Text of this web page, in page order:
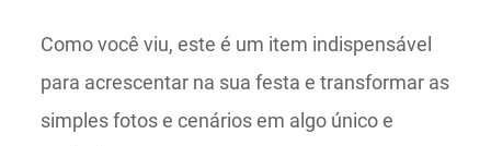
Como você viu, este é um item indispensável
para acrescentar na sua festa e transformar as
simples fotos e cenários em algo único e